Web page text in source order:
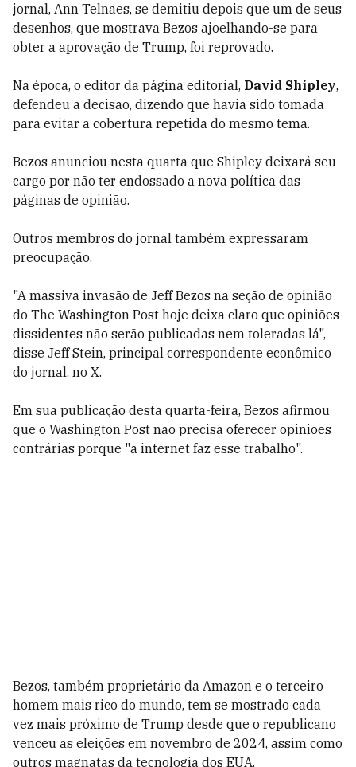
jornal, Ann Telnaes, se demitiu depois que um de seus
desenhos, que mostrava Bezos ajoelhando-se para
obter a aprovação de Trump, foi reprovado.
Na época, o editor da página editorial, David Shipley,
defendeu a decisão, dizendo que havia sido tomada
para evitar a cobertura repetida do mesmo tema.
Bezos anunciou nesta quarta que Shipley deixará seu
cargo por não ter endossado a nova política das
páginas de opinião.
Outros membros do jornal também expressaram
preocupação.
"A massiva invasão de Jeff Bezos na seção de opinião
do The Washington Post hoje deixa claro que opiniões
dissidentes não serão publicadas nem toleradas lá",
disse Jeff Stein, principal correspondente econômico
do jornal, no X.
Em sua publicação desta quarta-feira, Bezos afirmou
que o Washington Post não precisa oferecer opiniões
contrárias porque "a internet faz esse trabalho".
Bezos, também proprietário da Amazon e o terceiro
homem mais rico do mundo, tem se mostrado cada
vez mais próximo de Trump desde que o republicano
venceu as eleições em novembro de 2024, assim como
outros magnatas da tecnologia dos EUA.